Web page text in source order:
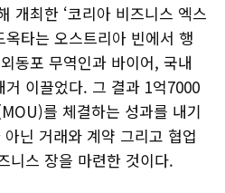
개최한 ‘코리아 비즈니스 엑스
타는 오스트리아 빈에서 행
동포 무역인과 바이어, 국내
이끌었다. 그 결과 1억7000
를 체결하는 성과를 내기
닌 거래와 계약 그리고 협업
니스 장을 마련한 것이다.